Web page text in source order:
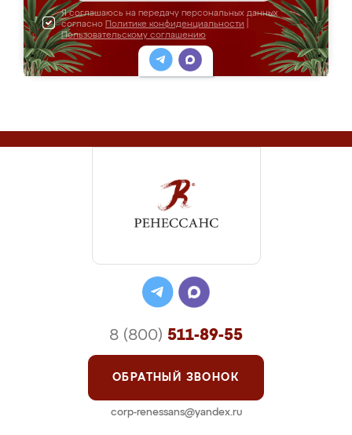
Я соглашаюсь на передачу персональных данных
согласно Политике конфиденциальности
Пользовательскому соглашению
8 (800) 511-89-55
ОБРАТНЫЙ ЗВОНОК
corp-renessans@yandex.ru